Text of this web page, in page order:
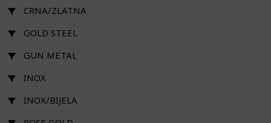
CRNA/ZLATNA
GOLD STEEL
GUN METAL
INOX
INOX/BIJELA